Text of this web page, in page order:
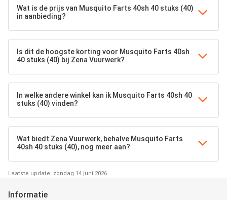
Wat is de prijs van Musquito Farts 40sh 40 stuks (40)
in aanbieding?
Is dit de hoogste korting voor Musquito Farts 40sh
40 stuks (40) bij Zena Vuurwerk?
In welke andere winkel kan ik Musquito Farts 40sh 40
stuks (40) vinden?
Wat biedt Zena Vuurwerk, behalve Musquito Farts
40sh 40 stuks (40), nog meer aan?
Laatste update: zondag 14 juni 2026
Informatie